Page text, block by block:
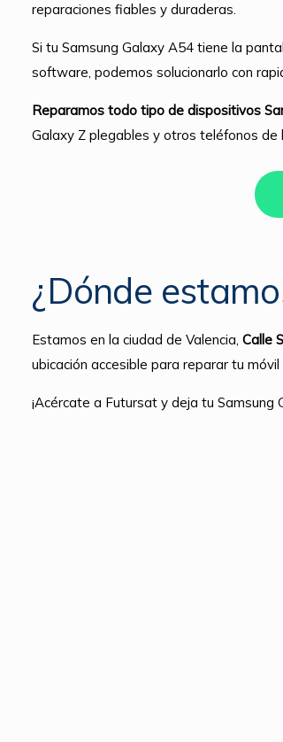
reparaciones fiables y duraderas.
Si tu Samsung Galaxy A54 tiene la
software, podemos solucionarlo con
Reparamos todo tipo de dispositivos
Galaxy Z plegables y otros teléfonos de
¿Dónde
Estamos en la ciudad de Valencia, Calle
ubicación accesible para reparar tu
¡Acércate a Futursat y deja tu